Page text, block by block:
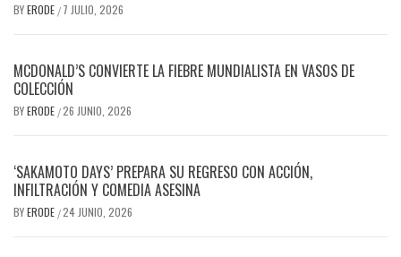
BYERODE / 7 JULIO, 2026
MCDONALD’S CONVIERTE LA FIEBRE MUNDIALISTA EN VASOS DE
COLECCIÓN
BYERODE /26 JUNIO, 2026
‘SAKAMOTO DAYS’ PREPARA SU REGRESO CON ACCIÓN,
INFILTRACIÓN Y COMEDIA ASESINA
BYERODE /24 JUNIO, 2026